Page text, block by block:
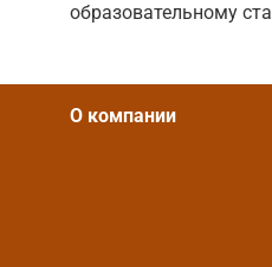
образовательному
О компании